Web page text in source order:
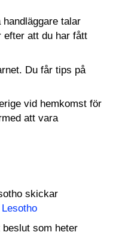
talar
efter att du har fått
Du får tips på
vid hemkomst för
att vara
skickar
som heter